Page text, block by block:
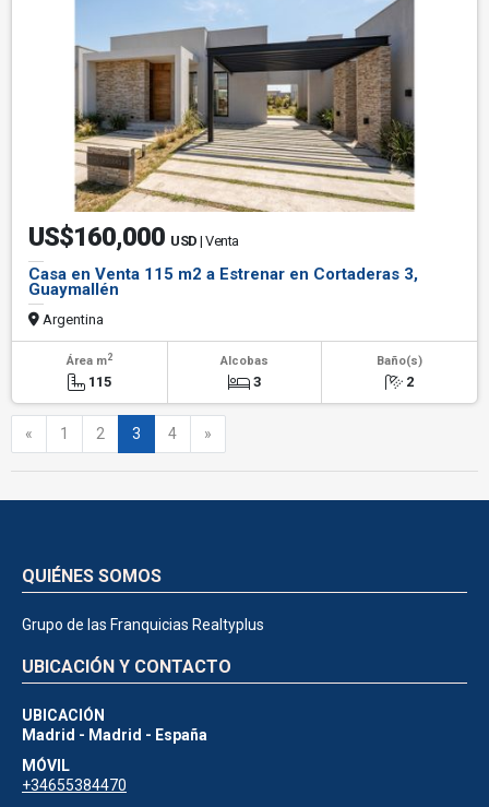
US$160,000 USD | Venta
Casa en Venta 115 m2 a Estrenar en Cortaderas 3,
Guaymallén
Argentina
Área m2
115
Alcobas
3
Baño(s)
2
« Anterior
1 2 3 4 »
QUIÉNES SOMOS
Grupo de las Franquicias Realtyplus
UBICACIÓN Y CONTACTO
UBICACIÓN
Madrid - Madrid - España
MÓVIL
+34655384470